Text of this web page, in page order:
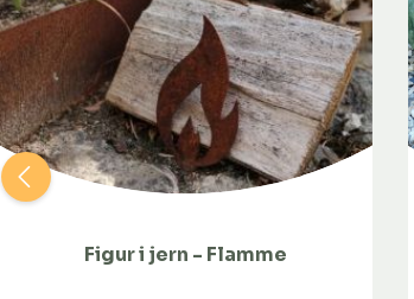
Figur i jern - Flamme